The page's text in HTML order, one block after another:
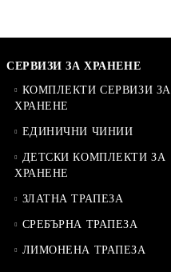
СЕРВИЗИ ЗА ХРАНЕНЕ
КОМПЛЕКТИ СЕРВИЗИ ЗА
ХРАНЕНЕ
ЕДИНИЧНИ ЧИНИИ
ДЕТСКИ КОМПЛЕКТИ ЗА
ХРАНЕНЕ
ЗЛАТНА ТРАПЕЗА
СРЕБЪРНА ТРАПЕЗА
ЛИМОНЕНА ТРАПЕЗА